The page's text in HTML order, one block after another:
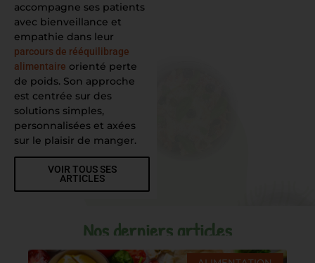
accompagne ses patients
avec bienveillance et
empathie dans leur
parcours de rééquilibrage
alimentaire orienté perte
de poids. Son approche
est centrée sur des
solutions simples,
personnalisées et axées
sur le plaisir de manger.
VOIR TOUS SES
ARTICLES
Nos derniers articles